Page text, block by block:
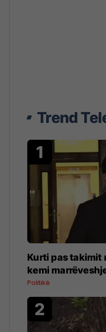
Trend
Kurti pas takimit
kemi
Politikë